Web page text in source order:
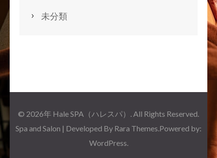
未分類
© 2026年 Hale SPA（ハレスパ）
. All Rights Reserved.
Spa and Salon | Developed By Rara Themes .Powered by:
WordPress